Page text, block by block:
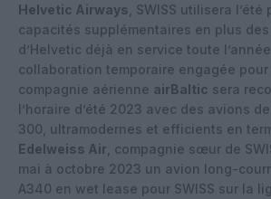
Helvetic Airways , SWISS utilisera
capacités supplémentaires en plus
d’Helvetic déjà en service toute
collaboration temporaire engagée
compagnie aérienne airBaltic sera
l’horaire d’été 2023 avec des avions
300, ultramodernes et efficients en
Edelweiss Air , compagnie sœur de
mai à octobre 2023 un avion long-
A340 en wet lease pour SWISS sur la